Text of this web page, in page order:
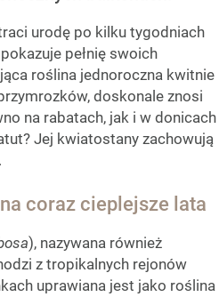
urodę po kilku tygodniach
pełnię swoich
roślina jednoroczna kwitnie
doskonale znosi
na rabatach, jak i w donicach
Jej kwiatostany zachowują
coraz cieplejsze lata
), nazywana również
z tropikalnych rejonów
uprawiana jest jako roślina